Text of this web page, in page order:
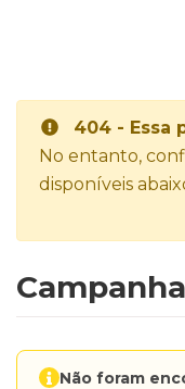
404 - Essa
No entanto,
disponíveis
Não foram